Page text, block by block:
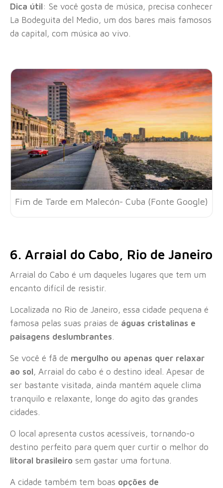
Dica útil: Se você gosta de música, precisa conhecer
La Bodeguita del Medio, um dos bares mais famosos
da capital, com música ao vivo.
Fim de Tarde em Malecón- Cuba (Fonte Google)
6. Arraial do Cabo, Rio de Janeiro
Arraial do Cabo é um daqueles lugares que tem um
encanto difícil de resistir.
Localizada no Rio de Janeiro, essa cidade pequena é
famosa pelas suas praias de águas cristalinas e
paisagens deslumbrantes.
Se você é fã de mergulho ou apenas quer relaxar
ao sol, Arraial do cabo é o destino ideal. Apesar de
ser bastante visitada, ainda mantém aquele clima
tranquilo e relaxante, longe do agito das grandes
cidades.
O local apresenta custos acessíveis, tornando-o
destino perfeito para quem quer curtir o melhor do
litoral brasileiro sem gastar uma fortuna.
A cidade também tem boas opções de